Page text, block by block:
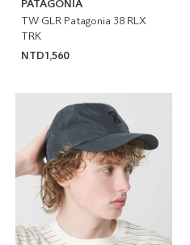
PATAGONIA
TW GLR Patagonia 38 RLX
TRK
NTD1,560